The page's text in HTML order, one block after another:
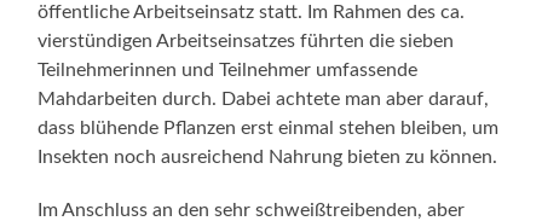
öffentliche Arbeitseinsatz statt. Im Rahmen des ca.
vierstündigen Arbeitseinsatzes führten die sieben
Teilnehmerinnen und Teilnehmer umfassende
Mahdarbeiten durch. Dabei achtete man aber darauf,
dass blühende Pflanzen erst einmal stehen bleiben, um
Insekten noch ausreichend Nahrung bieten zu können.
Im Anschluss an den sehr schweißtreibenden, aber